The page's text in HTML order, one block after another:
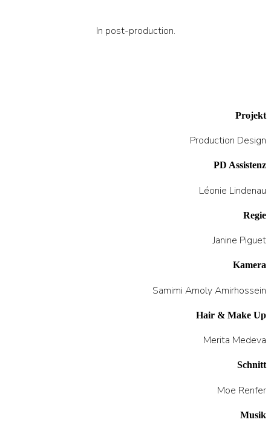
In post-production.
Projekt
Production Design
PD Assistenz
Léonie Lindenau
Regie
Janine Piguet
Kamera
Samimi Amoly Amirhossein
Hair & Make Up
Merita Medeva
Schnitt
Moe Renfer
Musik